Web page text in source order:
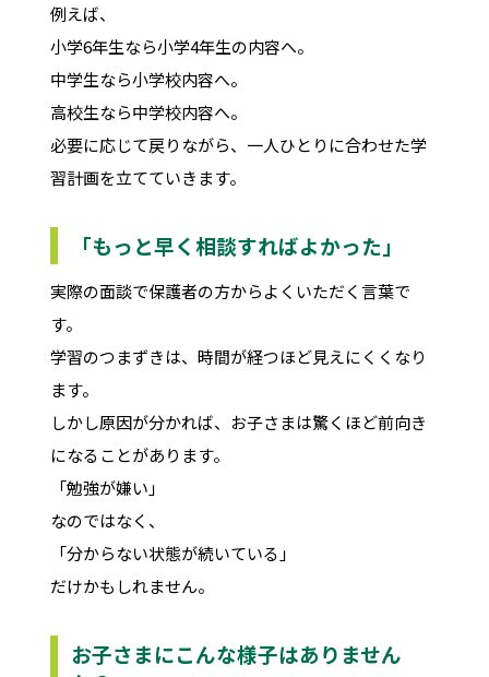
例えば、
小学6年生なら小学4年生の内容へ。
中学生なら小学校内容へ。
高校生なら中学校内容へ。
必要に応じて戻りながら、一人ひとりに合わせた学
習計画を立てていきます。
「もっと早く相談すればよかった」
実際の面談で保護者の方からよくいただく言葉で
す。
学習のつまずきは、時間が経つほど見えにくくなり
ます。
しかし原因が分かれば、お子さまは驚くほど前向き
になることがあります。
「勉強が嫌い」
なのではなく、
「分からない状態が続いている」
だけかもしれません。
お子さまにこんな様子はありません